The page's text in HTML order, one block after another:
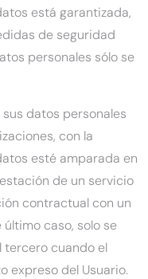
está garantizada,
de seguridad
personales sólo se
datos personales
con la
esté amparada en
de un servicio
contractual con un
caso, solo se
tercero cuando el
expreso del Usuario.